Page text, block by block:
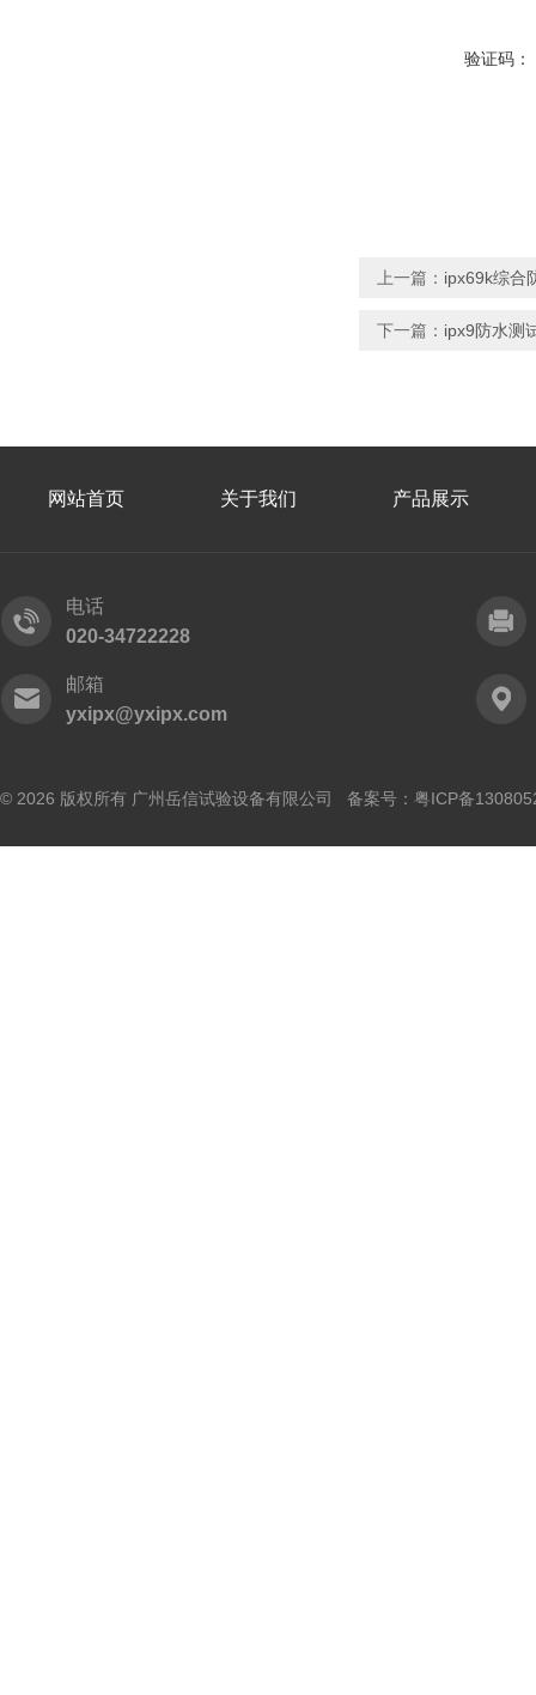
验证码：
上一篇： ipx69k综合
下一篇： ipx9防水测
网站首页 关于我们 产品展示
电话
020-34722228
邮箱
yxipx@yxipx.com
© 2026 版权所有 广州岳信试验设备有限公司 备案号： 粤ICP备